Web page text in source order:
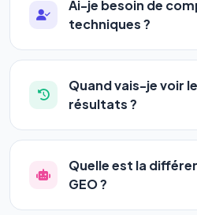
Ai-je besoin de
techniques ?
Absolument pas. Notre
être accessible àtous les
commerçants, auto-
complexe — vous
site, décrivez votre activité,
en automatique 24h/24.
Quand vais-je voir
résultats ?
La plupart de nos utilisateurs
amélioration de leur
semaines. Le référencement
Quelle est la
GEO ?